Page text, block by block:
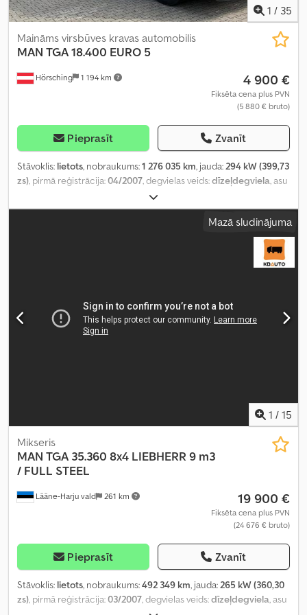
1 / 35
Hörsching 1 194 km
Maināms virsbūves kravas automobilis
MAN TGA 18.400 EURO 5
4 900 €
Fiksēta cena plus PVN
(5 880 € bruto)
Pieprasīt Zvanīt
Stāvoklis: lietots, nobraukums:1 276 035 km, jauda:294 kW (399,73
zs), pirmā reģistrācija:04/2007, degvielas veids:dīzeļdegviela, asu
, nākamā pārbaude (TÜV):
veids:automātisks, emisijas klase:Euro 5, piekares sistēma:gaiss,
ABS, gaisa kondicionēšana, imobilaizersistēma,
Mazā sludinājuma
1 / 15
Lääne-Harju vald 261 km
Mikseris
MAN TGA 35.360 8x4 LIEBHERR 9 m3
/ FULL STEEL
19 900 €
Fiksēta cena plus PVN
(24 676 € bruto)
Pieprasīt Zvanīt
Stāvoklis: lietots, nobraukums:492 349 km, jauda:265 kW (360,30
zs), pirmā reģistrācija:03/2007, degvielas veids:dīzeļdegviela, asu